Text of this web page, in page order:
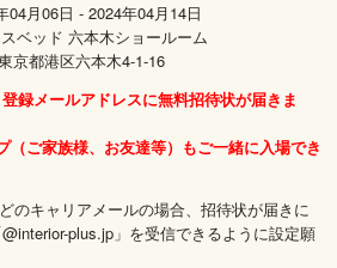
04月06日 -2024年04月14日
ベッド 六本木ショールーム
京都港区六本木4-1-16
録メールアドレスに無料招待状が届きま
（ご家族様、お友達等）もご一緒に入場でき
のキャリアメールの場合、招待状が届きに
plus.jp」を受信できるように設定願